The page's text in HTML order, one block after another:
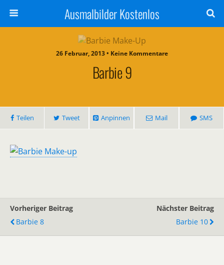
Ausmalbilder Kostenlos
26 Februar, 2013 • Keine Kommentare
Barbie 9
Teilen Tweet Anpinnen Mail SMS
Vorheriger Beitrag
Barbie 8
Nächster Beitrag
Barbie 10